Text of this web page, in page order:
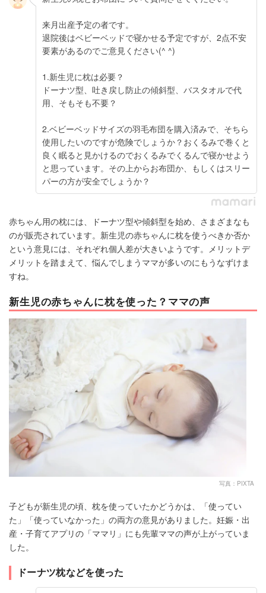
来月出産予定の者です。
退院後はベビーベッドで寝かせる予定ですが、2点不安
要素があるのでご意見ください(^ ^)
1.新生児に枕は必要？
ドーナツ型、吐き戻し防止の傾斜型、バスタオルで代
用、そもそも不要？
2.ベビーベッドサイズの羽毛布団を購入済みで、そちら
使用したいのですが危険でしょうか？おくるみで巻くと
良く眠ると見かけるのでおくるみでくるんで寝かせよう
と思っています。その上からお布団か、もしくはスリー
パーの方が安全でしょうか？
赤ちゃん用の枕には、ドーナツ型や傾斜型を始め、さまざまなも
のが販売されています。新生児の赤ちゃんに枕を使うべきか否か
という意見には、それぞれ個人差が大きいようです。メリットデ
メリットを踏まえて、悩んでしまうママが多いのにもうなずけま
すね。
新生児の赤ちゃんに枕を使った？ママの声
写真：PIXTA
子どもが新生児の頃、枕を使っていたかどうかは、「使ってい
た」「使っていなかった」の両方の意見がありました。妊娠・出
産・子育てアプリの「ママリ」にも先輩ママの声が上がっていま
した。
ドーナツ枕などを使った